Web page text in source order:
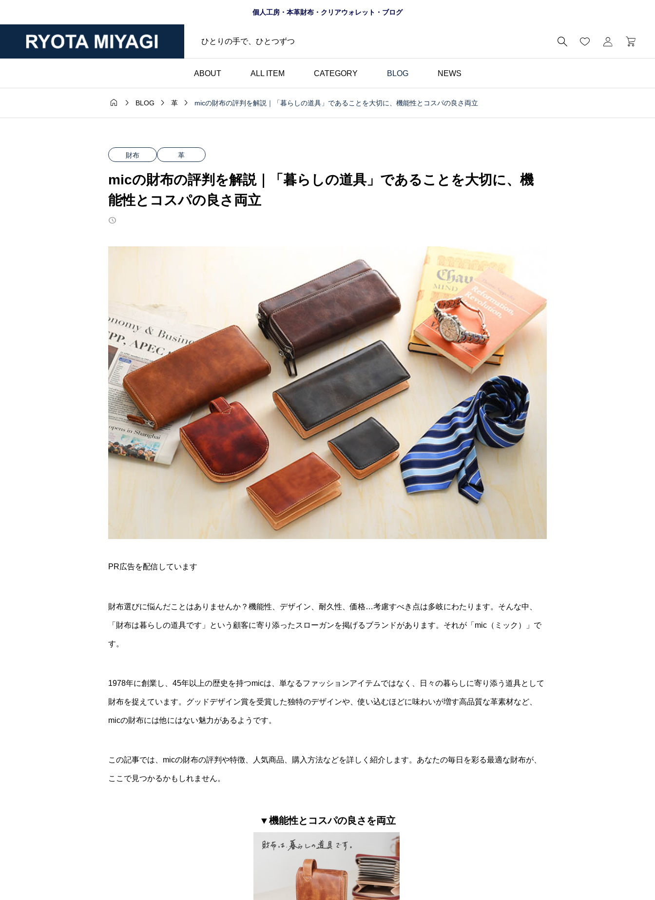
個人工房・本革財布・クリアウォレット・ブログ
ひとりの手で、ひとつずつ 
ABOUT ALL ITEM CATEGORY BLOG NEWS
財布
ーオーダーのハンドメイ
布の個人工房ブログ
財布
方、意外なデメリットも
トレンド
きが加速する理由とは？
  BLOG  革  micの財布の評判を解説｜「暮らしの道具」であることを大切に、機能性とコスパの良さ両立
財布 革
micの財布の評判を解説｜「暮らしの道具」であることを大切に、機
能性とコスパの良さ両立
PR広告を配信しています
財布選びに悩んだことはありませんか？機能性、デザイン、耐久性、価格…考慮すべき点は多岐にわたります。そんな中、
「財布は暮らしの道具です」という顧客に寄り添ったスローガンを掲げるブランドがあります。それが「mic（ミック）」で
す。
1978年に創業し、45年以上の歴史を持つmicは、単なるファッションアイテムではなく、日々の暮らしに寄り添う道具として
財布を捉えています。グッドデザイン賞を受賞した独特のデザインや、使い込むほどに味わいが増す高品質な革素材など、
micの財布には他にはない魅力があるようです。
この記事では、micの財布の評判や特徴、人気商品、購入方法などを詳しく紹介します。あなたの毎日を彩る最適な財布が、
ここで見つかるかもしれません。
▼機能性とコスパの良さを両立